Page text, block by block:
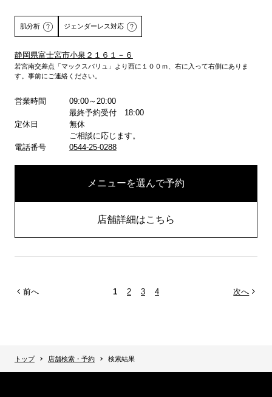
肌分析
詳しくはこちら
ジェンダーレス対応
静岡県富士宮市小泉２１６１－６
若宮南交差点「マックスバリュ」より西に１００ｍ、右に入って右側にありま
す。事前にご連絡ください。
営業時間
09:00～20:00
最終予約受付 18:00
定休日
無休
ご相談に応じます。
電話番号
0544-25-0288
メニューを選んで予約
店舗詳細はこちら
前へ 1 2 3 4 次へ
トップ 店舗検索・予約 検索結果